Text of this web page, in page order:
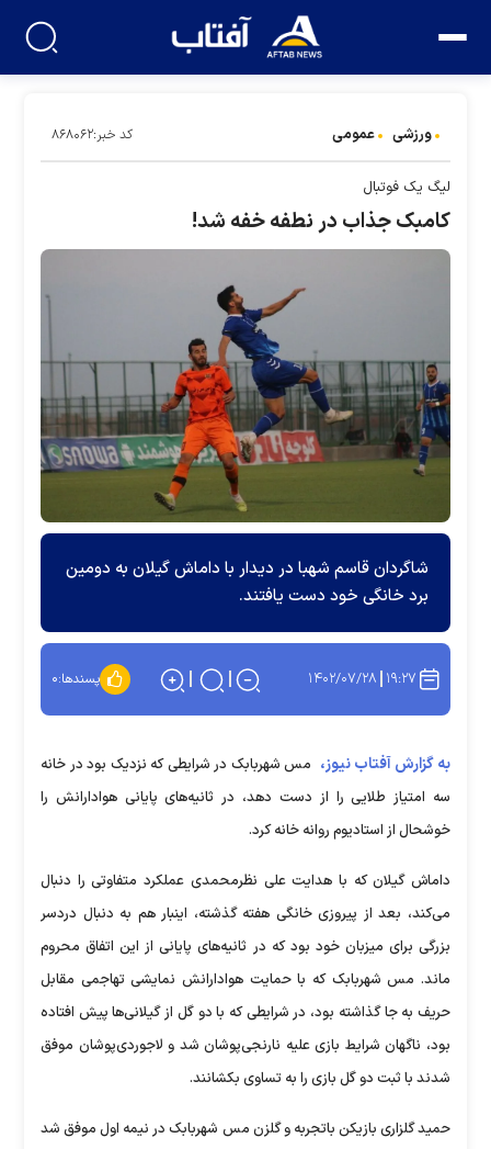
ورزشی عمومی کد خبر:۸۶۸۰۶۲
لیگ یک فوتبال
کامبک جذاب در نطفه خفه شد!
شاگردان قاسم شهبا در دیدار با داماش گیلان به دومین
برد خانگی خود دست یافتند.
۱۹:۲۷ ۱۴۰۲/۰۷/۲۸ پسندها:۰
به گزارش آفتاب نیوز، مس شهربابک در شرایطی که نزدیک بود در خانه
سه امتیاز طلایی را از دست دهد، در ثانیه‌های پایانی هوادارانش را
خوشحال از استادیوم روانه خانه کرد.
داماش گیلان که با هدایت علی نظرمحمدی عملکرد متفاوتی را دنبال
می‌کند، بعد از پیروزی خانگی هفته گذشته، اینبار هم به دنبال دردسر
بزرگی برای میزبان خود بود که در ثانیه‌های پایانی از این اتفاق محروم
ماند. مس شهربابک که با حمایت هوادارانش نمایشی تهاجمی مقابل
حریف به جا گذاشته بود، در شرایطی که با دو گل از گیلانی‌ها پیش افتاده
بود، ناگهان شرایط بازی علیه نارنجی‌پوشان شد و لاجوردی‌پوشان موفق
شدند با ثبت دو گل بازی را به تساوی بکشانند.
حمید گلزاری بازیکن باتجربه و گلزن مس شهربابک در نیمه اول موفق شد